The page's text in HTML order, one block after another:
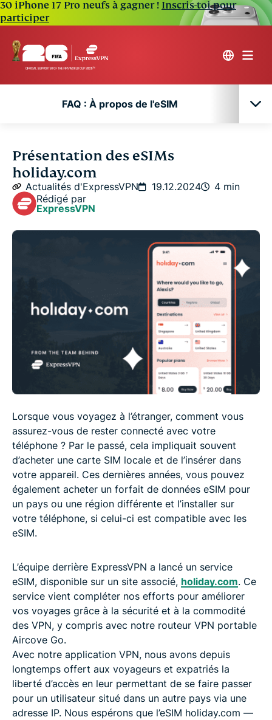
30 iPhone 17 Pro neufs à gagner ! Inscris-toi pour
participer
FAQ : À propos de l'eSIM
FAQ : À propos de l'eSIM
Présentation des eSIMs
holiday.com
Actualités d'ExpressVPN 19.12.2024
4 min
Rédigé par
ExpressVPN
Lorsque vous voyagez à l’étranger, comment vous
assurez-vous de rester connecté avec votre
téléphone ? Par le passé, cela impliquait souvent
d’acheter une carte SIM locale et de l’insérer dans
votre appareil. Ces dernières années, vous pouvez
également acheter un forfait de données eSIM pour
un pays ou une région différente et l’installer sur
votre téléphone, si celui-ci est compatible avec les
eSIM.
L’équipe derrière ExpressVPN a lancé un service
eSIM, disponible sur un site associé, holiday.com. Ce
service vient compléter nos efforts pour améliorer
vos voyages grâce à la sécurité et à la commodité
des VPN, y compris avec notre routeur VPN portable
Aircove Go.
Avec notre application VPN, nous avons depuis
longtemps offert aux voyageurs et expatriés la
liberté d’accès en leur permettant de se faire passer
pour un utilisateur situé dans un autre pays via une
adresse IP. Nous espérons que l’eSIM holiday.com —